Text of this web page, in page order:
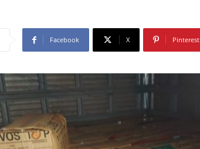
Facebook X Pinterest